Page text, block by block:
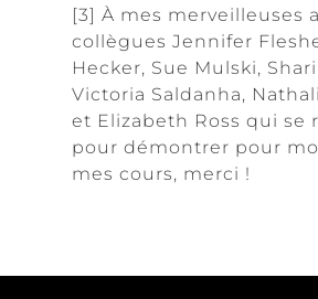
[3] À mes merveilleuses
collègues Jennifer
Hecker, Sue Mulski,
Victoria Saldanha,
et Elizabeth Ross qui se
pour démontrer pour
mes cours, merci !